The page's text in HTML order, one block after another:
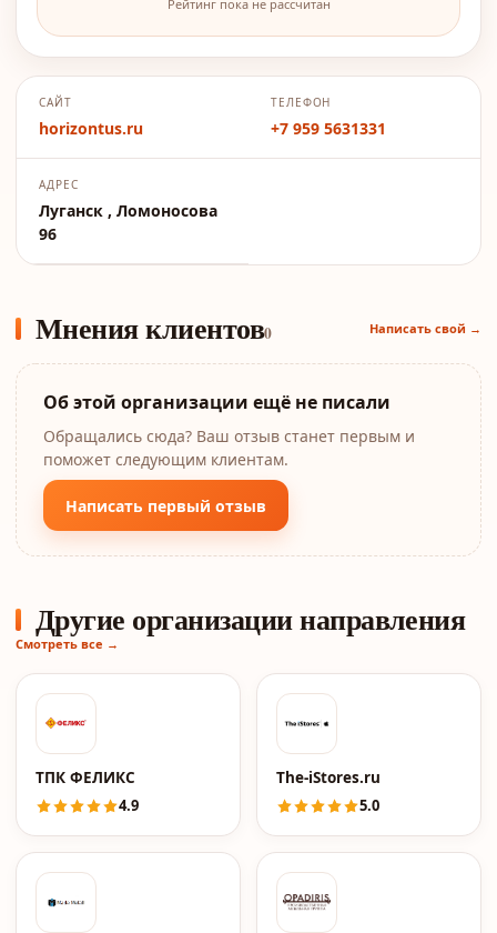
Рейтинг пока не рассчитан
САЙТ
horizontus.ru
ТЕЛЕФОН
+7 959 5631331
АДРЕС
Луганск , Ломоносова
96
Мнения клиентов0 Написать свой →
Об этой организации ещё не писали
Обращались сюда? Ваш отзыв станет первым и
поможет следующим клиентам.
Написать первый отзыв
Другие организации направления
Смотреть все →
ТПК ФЕЛИКС
4.9
The-iStores.ru
5.0